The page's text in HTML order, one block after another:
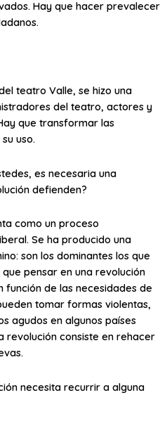
Hay que hacer prevalecer
teatro Valle, se hizo una
del teatro, actores y
que transformar las
uso.
es necesaria una
defienden?
como un proceso
Se ha producido una
son los dominantes los que
pensar en una revolución
función de las necesidades de
tomar formas violentas,
agudos en algunos países
revolución consiste en rehacer
necesita recurrir a alguna